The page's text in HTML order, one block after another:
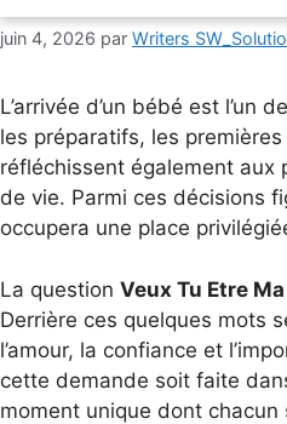
juin 4, 2026 par Writers
L’arrivée d’un bébé est l’un
les préparatifs, les
réfléchissent également aux
de vie. Parmi ces décisions
occupera une place
La question Veux Tu Etre
Derrière ces quelques mots
l’amour, la confiance et
cette demande soit faite
moment unique dont